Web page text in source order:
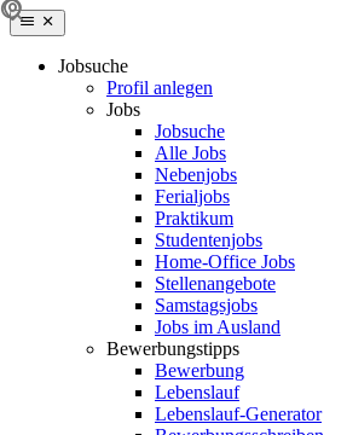
Jobsuche
Profil anlegen
Jobs
Jobsuche
Alle Jobs
Nebenjobs
Ferialjobs
Praktikum
Studentenjobs
Home-Office Jobs
Stellenangebote
Samstagsjobs
Jobs im Ausland
Bewerbungstipps
Bewerbung
Lebenslauf
Lebenslauf-Generator